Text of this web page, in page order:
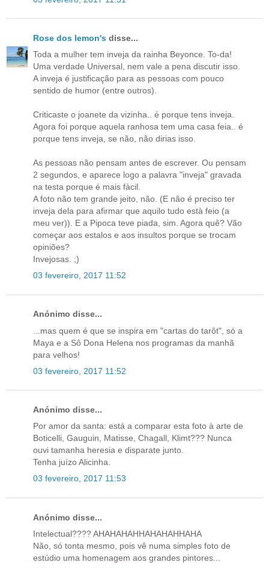
Rose dos lemon's disse...
Toda a mulher tem inveja da rainha Beyonce. To-da!
Uma verdade Universal, nem vale a pena discutir isso.
A inveja é justificação para as pessoas com pouco
sentido de humor (entre outros).
Criticaste o joanete da vizinha.. é porque tens inveja.
Agora foi porque aquela ranhosa tem uma casa feia.. é
porque tens inveja, se não, não dirias isso.
As pessoas não pensam antes de escrever. Ou pensam
2 segundos, e aparece logo a palavra "inveja" gravada
na testa porque é mais fàcil.
A foto não tem grande jeito, não. (E não é preciso ter
inveja dela para afirmar que aquilo tudo està feio (a
meu ver)). E a Pipoca teve piada, sim. Agora quê? Vão
começar aos estalos e aos insultos porque se trocam
opiniões?
Invejosas. ;)
03 fevereiro, 2017 11:52
Anónimo disse...
...mas quem é que se inspira em "cartas do tarôt", só a
Maya e a Sô Dona Helena nos programas da manhã
para velhos!
03 fevereiro, 2017 11:52
Anónimo disse...
Por amor da santa: está a comparar esta foto à arte de
Boticelli, Gauguin, Matisse, Chagall, Klimt??? Nunca
ouvi tamanha heresia e disparate junto.
Tenha juízo Alicinha.
03 fevereiro, 2017 11:53
Anónimo disse...
Intelectual???? AHAHAHAHHAHAHAHHAHA
Não, só tonta mesmo, pois vê numa simples foto de
estúdio uma homenagem aos grandes pintores...